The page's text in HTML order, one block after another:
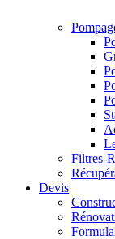
Filtres-
Devis